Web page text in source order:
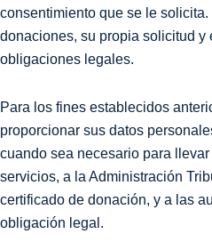
consentimiento que se le
donaciones, su propia solicitud y
obligaciones legales.
Para los fines establecidos
proporcionar sus datos
cuando sea necesario para
servicios, a la Administración
certificado de donación, y a las
obligación legal.